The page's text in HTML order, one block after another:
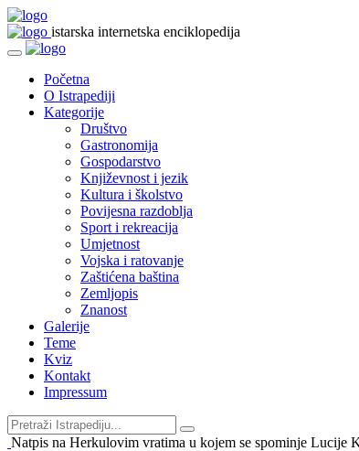
istarska internetska enciklopedija
Početna
O Istrapediji
Kategorije
Društvo
Gastronomija
Gospodarstvo
Književnost i jezik
Kultura i školstvo
Povijesna razdoblja
Sport i rekreacija
Umjetnost
Vojska i ratovanje
Zaštićena baština
Zemljopis
Znanost
Galerije
Teme
Kviz
Kontakt
Impressum
Natpis na Herkulovim vratima u kojem se spominje Lucije